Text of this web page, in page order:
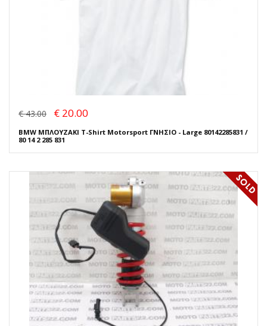
€ 43.00 € 20.00
BMW ΜΠΛΟΥΖΑΚΙ T-Shirt Motorsport ΓΝΗΣΙΟ - Large 80142285831 /
80 14 2 285 831